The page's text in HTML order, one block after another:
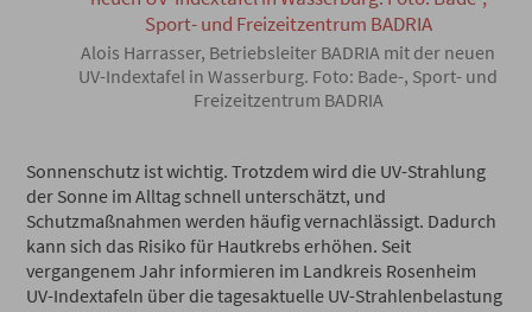
Alois Harrasser, Betriebsleiter BADRIA mit der neuen
UV-Indextafel in Wasserburg. Foto: Bade-, Sport- und
Freizeitzentrum BADRIA
Sonnenschutz ist wichtig. Trotzdem wird die UV-Strahlung
der Sonne im Alltag schnell unterschätzt, und
Schutzmaßnahmen werden häufig vernachlässigt. Dadurch
kann sich das Risiko für Hautkrebs erhöhen. Seit
vergangenem Jahr informieren im Landkreis Rosenheim
UV-Indextafeln über die tagesaktuelle UV-Strahlenbelastung